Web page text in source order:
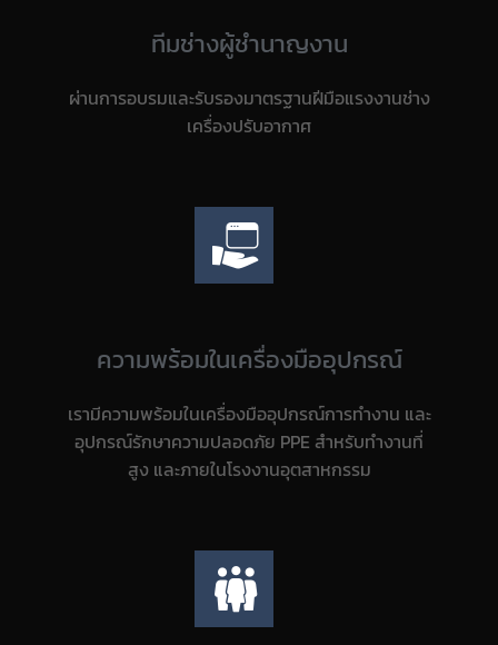
ทีมช่างผู้ชำนาญงาน
ผ่านการอบรมและรับรองมาตรฐานฝีมือแรงงานช่าง
เครื่องปรับอากาศ
ความพร้อมในเครื่องมืออุปกรณ์
เรามีความพร้อมในเครื่องมืออุปกรณ์การทำงาน และ
อุปกรณ์รักษาความปลอดภัย PPE สำหรับทำงานที่
สูง และภายในโรงงานอุตสาหกรรม